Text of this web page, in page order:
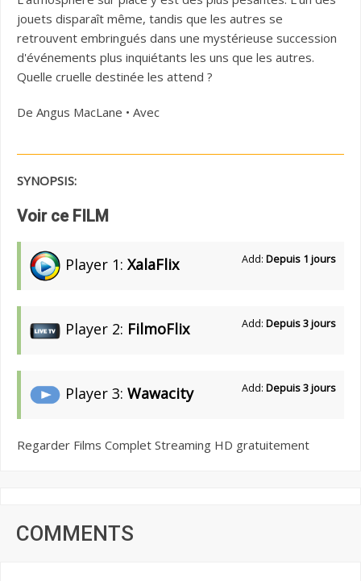
jouets disparaît même, tandis que les autres se
retrouvent embringués dans une mystérieuse succession
d'événements plus inquiétants les uns que les autres.
Quelle cruelle destinée les attend ?
De Angus MacLane • Avec
SYNOPSIS:
Voir ce FILM
Player 1: XalaFlix Add: Depuis 1 jours
Player 2: FilmoFlix Add: Depuis 3 jours
Player 3: Wawacity Add: Depuis 3 jours
Regarder Films Complet Streaming HD gratuitement
COMMENTS